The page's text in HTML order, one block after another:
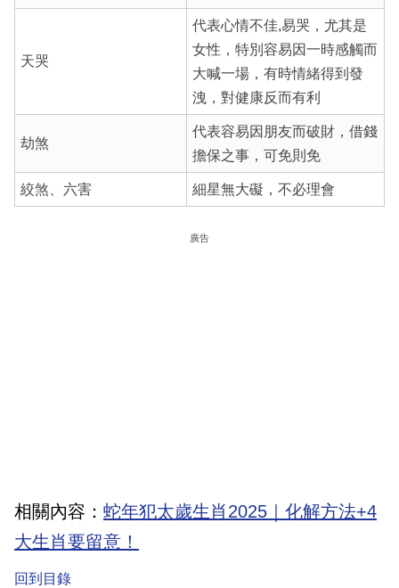
天哭
代表心情不佳,易哭，尤其是
女性，特別容易因一時感觸而
大喊一場，有時情緒得到發
洩，對健康反而有利
劫煞
代表容易因朋友而破財，借錢
擔保之事，可免則免
絞煞、六害 細星無大礙，不必理會
廣告
相關內容： 蛇年犯太歲生肖2025｜化解方法+4
大生肖要留意！
回到目錄